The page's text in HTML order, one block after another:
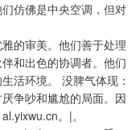
仿佛是中央空调，但对
的审美。他们善于处理
和出色的协调者。他们
活环境。 没脾气体现：
争吵和尴尬的局面。因
。|。